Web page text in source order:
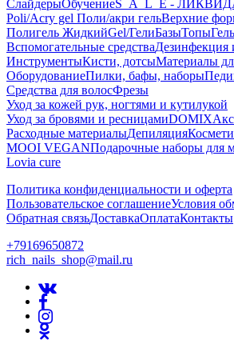
СлайдерыОбучениеS_A_L_E -
Poli/Acry gel Поли/акри гельВерхние
Полигель ЖидкийGel/ГелиБазыТопы
Вспомогательные средстваДезинфекция
ИнструментыКисти, дотсыМатериалы
ОборудованиеПилки, бафы, наборы
Средства для волосФрезы
Уход за кожей рук, ногтями и кутилукой
Уход за бровями и ресницамиDOMIX
Расходные материалыДепиляция
MOOI VEGANПодарочные наборы для
Lovia cure
Политика конфиденциальности и оферта
Пользовательское соглашениеУсловия
Обратная связьДоставкаОплатаКонтакты
+79169650872
rich_nails_shop@mail.ru